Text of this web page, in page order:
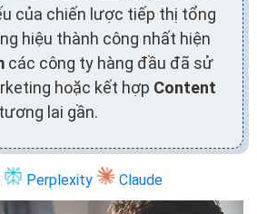
của chiến lược tiếp thị tổng
hiệu thành công nhất hiện
các công ty hàng đầu đã sử
hoặc kết hợp Content
lai gần.
Perplexity Claude